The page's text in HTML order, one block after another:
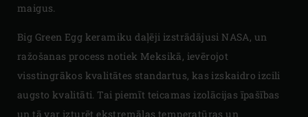
maigus.
Big Green Egg keramiku daļēji izstrādājusi NASA, un
ražošanas process notiek Meksikā, ievērojot
visstingrākos kvalitātes standartus, kas izskaidro izcili
augsto kvalitāti. Tai piemīt teicamas izolācijas īpašības
un tā var izturēt ekstremālas temperatūras un